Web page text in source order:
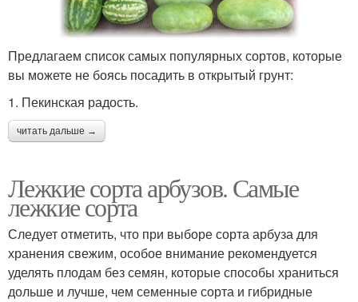
Предлагаем список самых популярных сортов, которые
вы можете не боясь посадить в открытый грунт:
1. Пекинская радость.
читать дальше →
Лежкие сорта арбузов. Самые
лежкие сорта
Следует отметить, что при выборе сорта арбуза для
хранения свежим, особое внимание рекомендуется
уделять плодам без семян, которые способы храниться
дольше и лучше, чем семенные сорта и гибридные